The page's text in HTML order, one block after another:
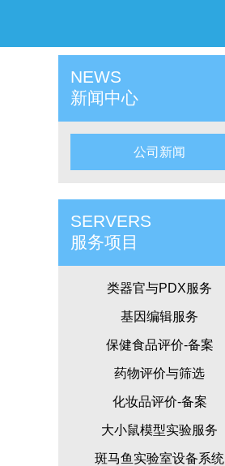
NEWS
新闻中心
公司新闻
SERVERS
服务项目
类器官与PDX服务
基因编辑服务
保健食品评价-备案
药物评价与筛选
化妆品评价-备案
大小鼠模型实验服务
斑马鱼实验室设备系统